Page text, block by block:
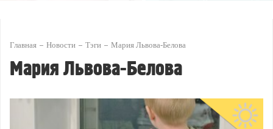
Главная Новости Тэги Мария Львова-Белова
Мария Львова-Белова